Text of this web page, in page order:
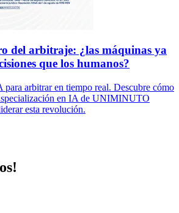
del arbitraje: ¿las máquinas ya
que los humanos?
arbitrar en tiempo real. Descubre cómo
en IA de UNIMINUTO
esta revolución.